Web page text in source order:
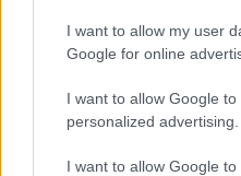
I want to allow my user
Google for online
I want to allow Google to
personalized advertising.
I want to allow Google